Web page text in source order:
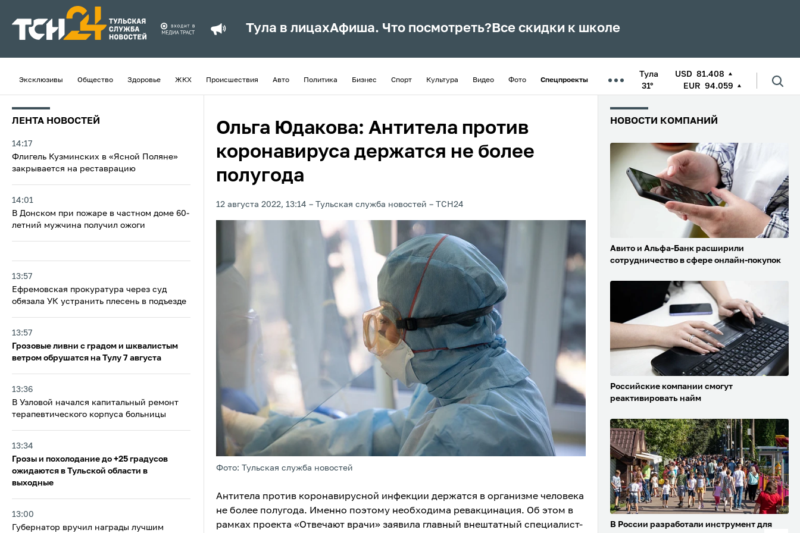
Тула в лицахАфиша. Что посмотреть? Все скидки к школе
Эксклюзивы Общество Здоровье ЖКХ Происшествия Авто Политика Бизнес Спорт Культура Видео Фото Спецпроекты
Тула
31°
USD 81.408
EUR 94.059
ЛЕНТА НОВОСТЕЙ
14:17
Флигель Кузминских в «Ясной Поляне»
закрывается на реставрацию
14:01
В Донском при пожаре в частном доме 60-
летний мужчина получил ожоги
13:57
Ефремовская прокуратура через суд
обязала УК устранить плесень в подъезде
13:57
Грозовые ливни с градом и шквалистым
ветром обрушатся на Тулу 7 августа
13:36
В Узловой начался капитальный ремонт
терапевтического корпуса больницы
13:34
Грозы и похолодание до +25 градусов
ожидаются в Тульской области в
выходные
13:00
Губернатор вручил награды лучшим
Ольга Юдакова: Антитела против
коронавируса держатся не более
полугода
12 августа 2022, 13:14 Тульская служба новостей ТСН24
Фото: Тульская служба новостей
Антитела против коронавирусной инфекции держатся в организме человека
не более полугода. Именно поэтому необходима ревакцинация. Об этом в
рамках проекта «Отвечают врачи» заявила главный внештатный специалист-
НОВОСТИ КОМПАНИЙ
Авито и Альфа-Банк расширили
сотрудничество в сфере онлайн-покупок
Российские компании смогут
реактивировать найм
В России разработали инструмент для